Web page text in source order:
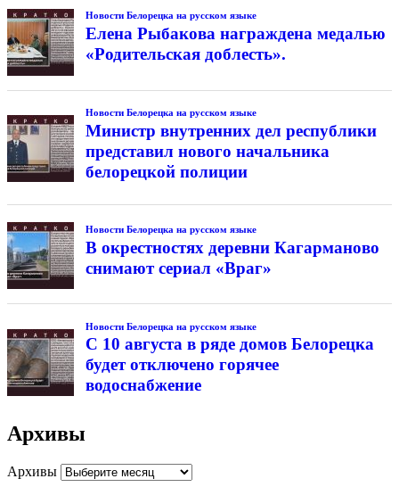
Новости Белорецка на русском языке
Елена Рыбакова награждена медалью
«Родительская доблесть».
Новости Белорецка на русском языке
Министр внутренних дел республики
представил нового начальника
белорецкой полиции
Новости Белорецка на русском языке
В окрестностях деревни Кагарманово
снимают сериал «Враг»
Новости Белорецка на русском языке
С 10 августа в ряде домов Белорецка
будет отключено горячее
водоснабжение
Архивы
Архивы